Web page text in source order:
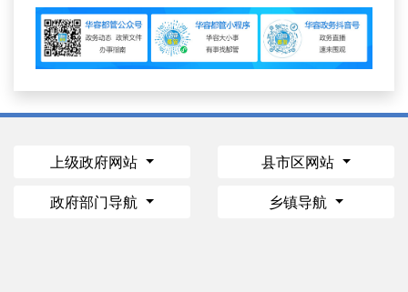
上级政府网站 县市区网站
政府部门导航 乡镇导航